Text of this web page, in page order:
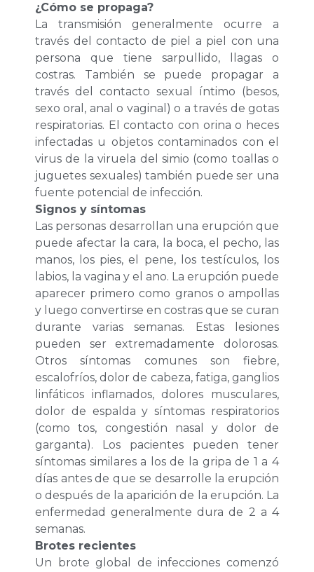
¿Cómo se propaga?
La transmisión generalmente ocurre a
través del contacto de piel a piel con una
persona que tiene sarpullido, llagas o
costras. También se puede propagar a
través del contacto sexual íntimo (besos,
sexo oral, anal o vaginal) o a través de gotas
respiratorias. El contacto con orina o heces
infectadas u objetos contaminados con el
virus de la viruela del simio (como toallas o
juguetes sexuales) también puede ser una
fuente potencial de infección.
Signos y síntomas
Las personas desarrollan una erupción que
puede afectar la cara, la boca, el pecho, las
manos, los pies, el pene, los testículos, los
labios, la vagina y el ano. La erupción puede
aparecer primero como granos o ampollas
y luego convertirse en costras que se curan
durante varias semanas. Estas lesiones
pueden ser extremadamente dolorosas.
Otros síntomas comunes son fiebre,
escalofríos, dolor de cabeza, fatiga, ganglios
linfáticos inflamados, dolores musculares,
dolor de espalda y síntomas respiratorios
(como tos, congestión nasal y dolor de
garganta). Los pacientes pueden tener
síntomas similares a los de la gripa de 1 a 4
días antes de que se desarrolle la erupción
o después de la aparición de la erupción. La
enfermedad generalmente dura de 2 a 4
semanas.
Brotes recientes
Un brote global de infecciones comenzó